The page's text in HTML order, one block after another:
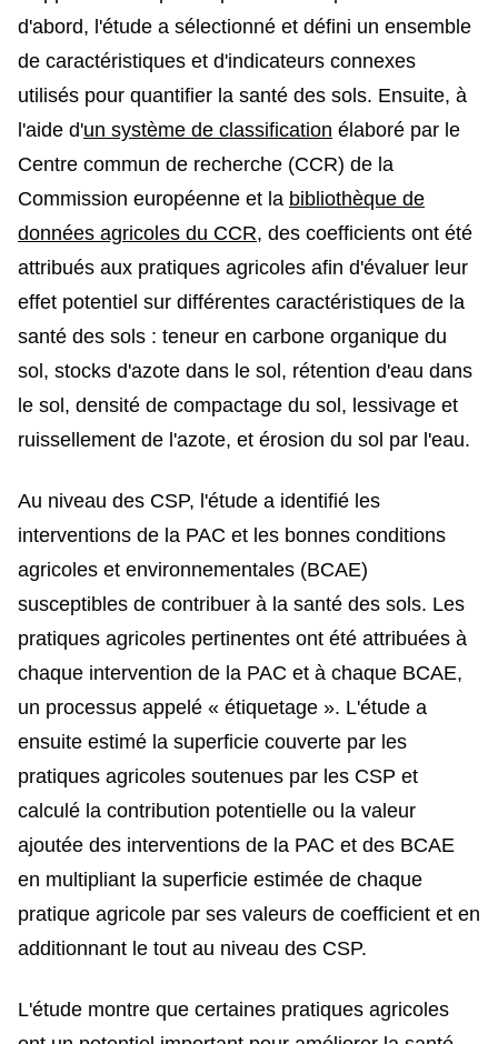
d'abord, l'étude a sélectionné et défini un ensemble
de caractéristiques et d'indicateurs connexes
utilisés pour quantifier la santé des sols. Ensuite, à
l'aide d'un système de classification élaboré par le
Centre commun de recherche (CCR) de la
Commission européenne et la bibliothèque de
données agricoles du CCR, des coefficients ont été
attribués aux pratiques agricoles afin d'évaluer leur
effet potentiel sur différentes caractéristiques de la
santé des sols : teneur en carbone organique du
sol, stocks d'azote dans le sol, rétention d'eau dans
le sol, densité de compactage du sol, lessivage et
ruissellement de l'azote, et érosion du sol par l'eau.
Au niveau des CSP, l'étude a identifié les
interventions de la PAC et les bonnes conditions
agricoles et environnementales (BCAE)
susceptibles de contribuer à la santé des sols. Les
pratiques agricoles pertinentes ont été attribuées à
chaque intervention de la PAC et à chaque BCAE,
un processus appelé « étiquetage ». L'étude a
ensuite estimé la superficie couverte par les
pratiques agricoles soutenues par les CSP et
calculé la contribution potentielle ou la valeur
ajoutée des interventions de la PAC et des BCAE
en multipliant la superficie estimée de chaque
pratique agricole par ses valeurs de coefficient et en
additionnant le tout au niveau des CSP.
L'étude montre que certaines pratiques agricoles